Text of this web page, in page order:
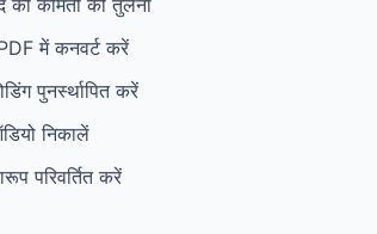
की कीमतों की तुलना
में कनवर्ट करें
पुनर्स्थापित करें
निकालें
परिवर्तित करें